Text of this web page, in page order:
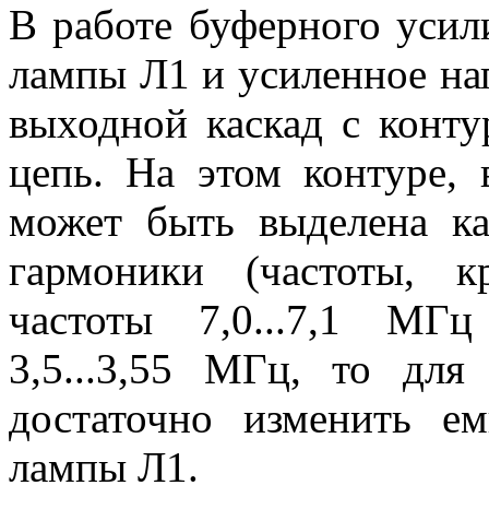
В работе буферного
лампы Л1 и усиленное
выходной каскад с
цепь. На этом контуре,
может быть выделена
гармоники (частоты,
частоты 7,0...7,1 МГц
3,5...3,55 МГц, то для
достаточно изменить
лампы Л1.